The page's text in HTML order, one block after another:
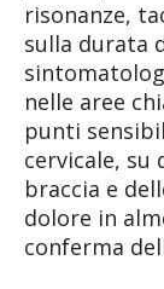
risonanze,
sulla durata
nelle aree
punti
cervicale, su
braccia e
dolore in
conferma